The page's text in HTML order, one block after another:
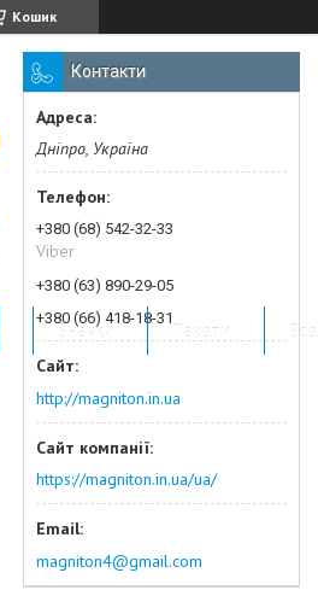
Кошик
Значки Пакети
Контакти
Дніпро, Україна
+380 (68) 542-32-33
Viber
+380 (63) 890-29-05
+380 (66) 418-18-31
http://magniton.in.ua
https://magniton.in.ua/ua/
magniton4@gmail.com